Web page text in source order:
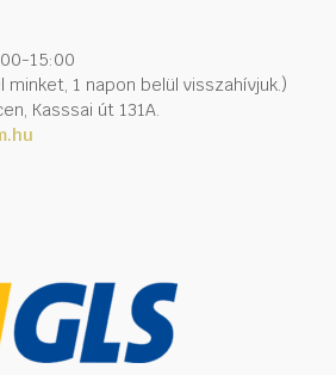
15:00
minket, 1 napon belül visszahívjuk.)
Kasssai út 131A.